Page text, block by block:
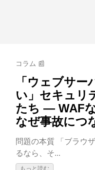
コラム 📰
「ウェブサ
い」セキュリ
たち — WAF
なぜ事故につ
問題の本質 「ブラウ
るなら、そ...
もっと読む